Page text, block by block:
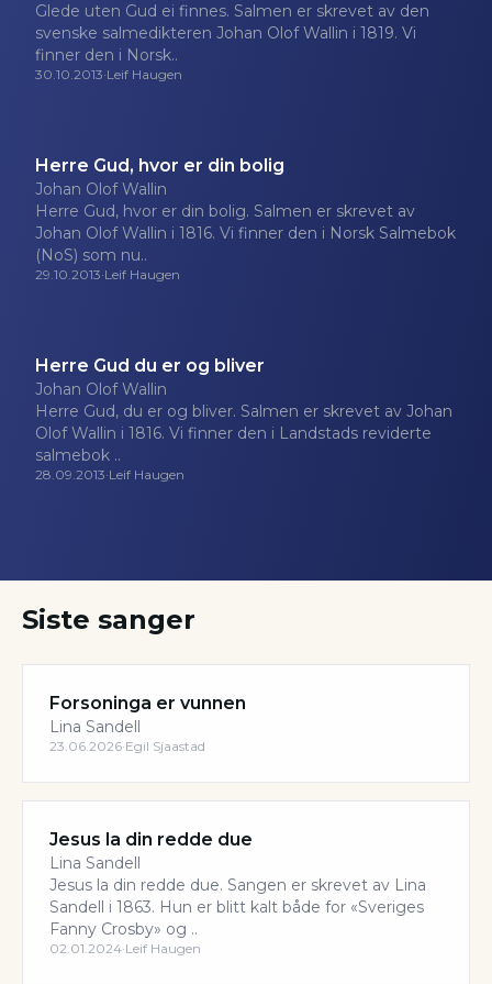
Glede uten Gud ei finnes. Salmen er skrevet av den
svenske salmedikteren Johan Olof Wallin i 1819. Vi
finner den i Norsk..
30.10.2013·Leif Haugen
Herre Gud, hvor er din bolig
Johan Olof Wallin
Herre Gud, hvor er din bolig. Salmen er skrevet av
Johan Olof Wallin i 1816. Vi finner den i Norsk Salmebok
(NoS) som nu..
29.10.2013·Leif Haugen
Herre Gud du er og bliver
Johan Olof Wallin
Herre Gud, du er og bliver. Salmen er skrevet av Johan
Olof Wallin i 1816. Vi finner den i Landstads reviderte
salmebok ..
28.09.2013·Leif Haugen
Siste sanger
Forsoninga er vunnen
Lina Sandell
23.06.2026·Egil Sjaastad
Jesus la din redde due
Lina Sandell
Jesus la din redde due. Sangen er skrevet av Lina
Sandell i 1863. Hun er blitt kalt både for «Sveriges
Fanny Crosby» og ..
02.01.2024·Leif Haugen